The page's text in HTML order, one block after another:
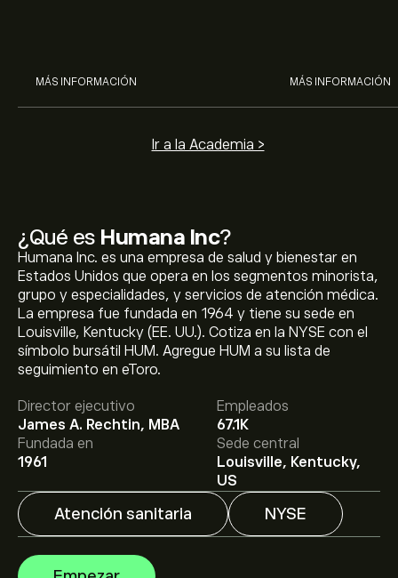
¿Qué es Humana Inc?
Humana Inc. es una empresa de salud y bienestar en
Estados Unidos que opera en los segmentos minorista,
grupo y especialidades, y servicios de atención médica.
La empresa fue fundada en 1964 y tiene su sede en
Louisville, Kentucky (EE. UU.). Cotiza en la NYSE con el
símbolo bursátil HUM. Agregue HUM a su lista de
seguimiento en eToro.
Director ejecutivo
James A. Rechtin, MBA
Empleados
67.1K
Fundada en
1961
Sede central
Louisville, Kentucky,
US
Atención sanitaria NYSE
MÁS INFORMACIÓN MÁS INFORMACIÓN
Ir a la Academia >
El precio actual de las acciones de HUM es de 355.80‎$‎.
El precio medio objetivo para las acciones de Humana
Inc es de 355.80‎$‎.
en eToro para conocer
los precios objetivo y las previsiones de los analistas.
Las previsiones de los analistas para las acciones de
Humana Inc se basan en las tendencias del mercado,
los estados financieros y el crecimiento previsto.
Consulta las previsiones más recientes para conocer la
La capitalización bursátil de Humana Inc se sitúa en